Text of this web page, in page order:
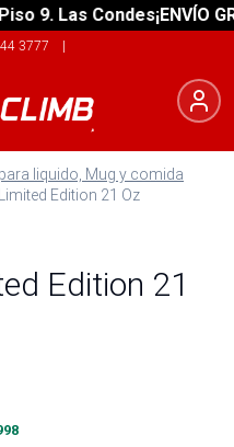
9. Las Condes¡ENVÍO
3777 |
liquido, Mug y comida
Edition 21 Oz
Edition 21